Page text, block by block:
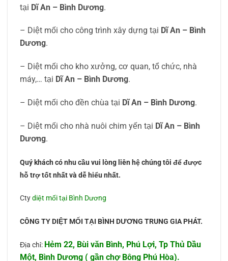
tại Dĩ An – Bình Dương.
– Diệt mối cho công trình xây dựng tại Dĩ An – Bình
Dương.
– Diệt mối cho kho xưởng, cơ quan, tổ chức, nhà
máy,… tại Dĩ An – Bình Dương.
– Diệt mối cho đền chùa tại Dĩ An – Bình Dương.
– Diệt mối cho nhà nuôi chim yến tại Dĩ An – Bình
Dương.
Quý khách có nhu cầu vui lòng liên hệ chúng tôi để được
hỗ trợ tốt nhất và dễ hiểu nhất.
Ctydiệt mối tại Bình Dương
CÔNG TY DIỆT MỐI TẠI BÌNH DƯƠNG TRUNG GIA PHÁT.
Địa chỉ: Hẻm 22, Bùi văn Bình, Phú Lợi, Tp Thủ Dầu
Một, Bình Dương ( gần chợ Bông Phú Hòa).